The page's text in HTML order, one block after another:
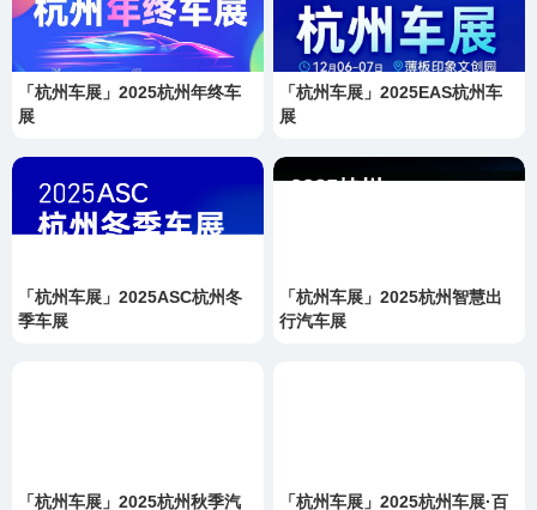
「杭州车展」2025杭州年终车
展
「杭州车展」2025EAS杭州车
展
「杭州车展」2025ASC杭州冬
季车展
「杭州车展」2025杭州智慧出
行汽车展
「杭州车展」2025杭州秋季汽
「杭州车展」2025杭州车展·百